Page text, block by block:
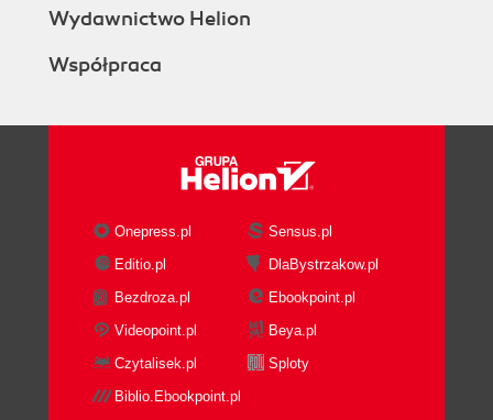
Wydawnictwo Helion
Współpraca
Onepress.pl
Sensus.pl
Editio.pl
DlaBystrzakow.pl
Bezdroza.pl
Ebookpoint.pl
Videopoint.pl
Beya.pl
Czytalisek.pl
Sploty
Biblio.Ebookpoint.pl